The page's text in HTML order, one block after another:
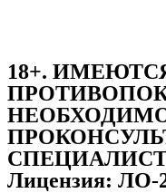
18+.
Лицензия: ЛО-